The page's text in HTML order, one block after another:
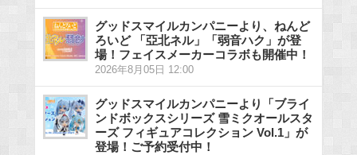
グッドスマイルカンパニーより、ねんど
ろいど 「亞北ネル」「弱音ハク」が登
場！フェイスメーカーコラボも開催中！
2026年8月05日 12:00
グッドスマイルカンパニーより「ブライ
ンドボックスシリーズ 雪ミクオールスタ
ーズ フィギュアコレクション Vol.1」が
登場！ご予約受付中！